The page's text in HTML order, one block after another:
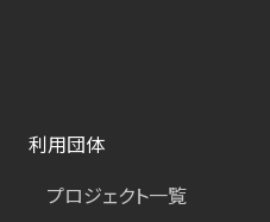
利用団体
プロジェクト一覧